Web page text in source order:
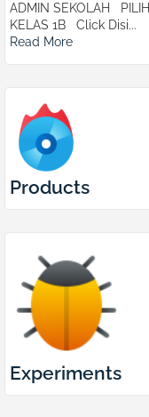
ADMIN SEKOLAH
KELAS 1B Click Disi...
Read More
Products
Experiments